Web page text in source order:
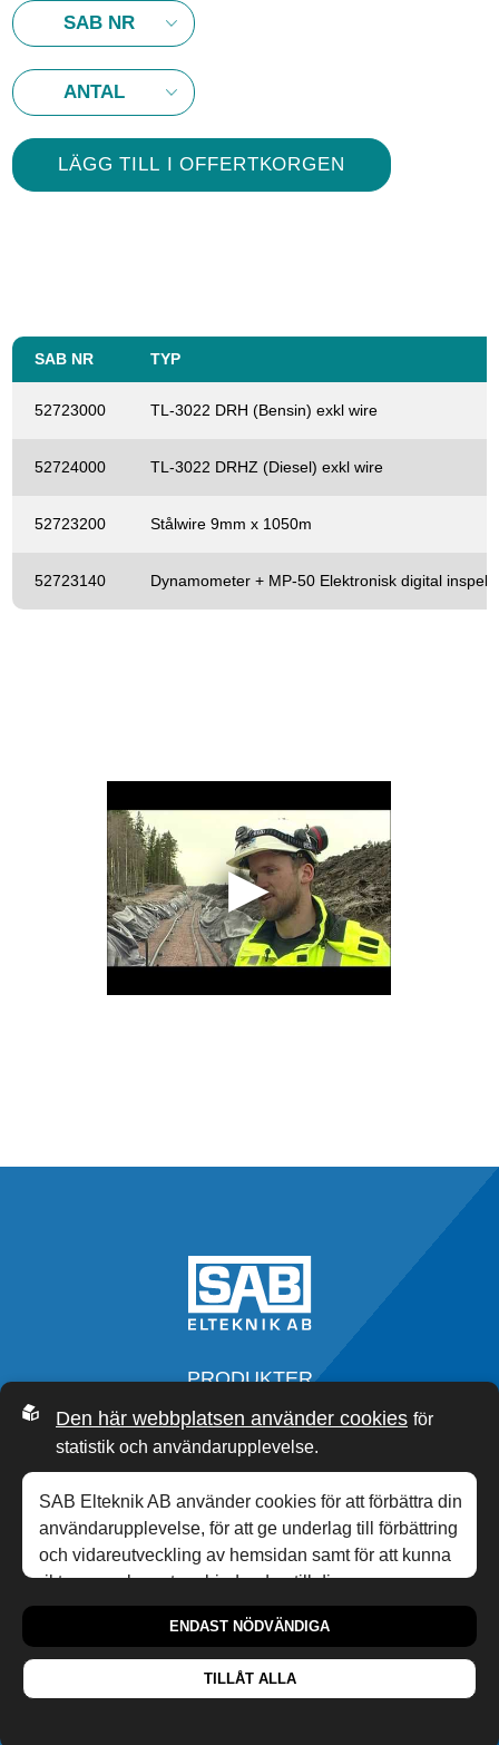
SAB NR TYP
52723000 TL-3022 DRH (Bensin) exkl wire
52724000 TL-3022 DRHZ (Diesel) exkl wire
52723200 Stålwire 9mm x 1050m
52723140 Dynamometer + MP-50 Elektronisk digital
PRODUKTER
SERVICE
OM OSS
SAB ACADEMY
NYHETER
KONTAKT
HONUNGSGATAN 10, 432 48
Den här webbplatsen använder cookies för
statistik och användarupplevelse.
SAB Elteknik AB använder cookies för att förbättra din
användarupplevelse, för att ge underlag till förbättring
och vidareutveckling av hemsidan samt för att kunna
rikta mer relevanta erbjudanden till dig.
Läs gärna vårpersonuppgiftspolicy. Om du
ändra ditt val i efterhand hittar du den möjligheten i
ENDAST NÖDVÄNDIGA
TILLÅT ALLA